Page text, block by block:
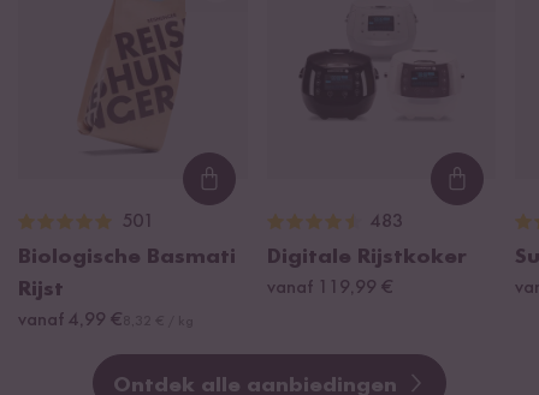
Loading...
501
Biologische Basmati
Rijst
vanaf 4,99 €
483
Digitale Rijstkoker
vanaf 119,99 €
Ontdek alle aanbiedingen